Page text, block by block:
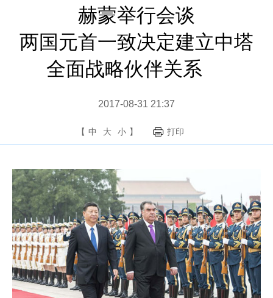
赫蒙举行会谈
两国元首一致决定建立中塔
全面战略伙伴关系
2017-08-31 21:37
【 中 大 小 】 打印